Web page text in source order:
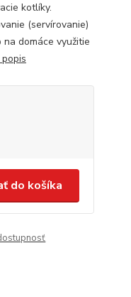
kotlíky.
(servírovanie)
domáce využitie
do košíka